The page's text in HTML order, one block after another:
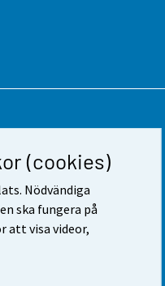
(cookies)
Nödvändiga
ska fungera på
att visa videor,